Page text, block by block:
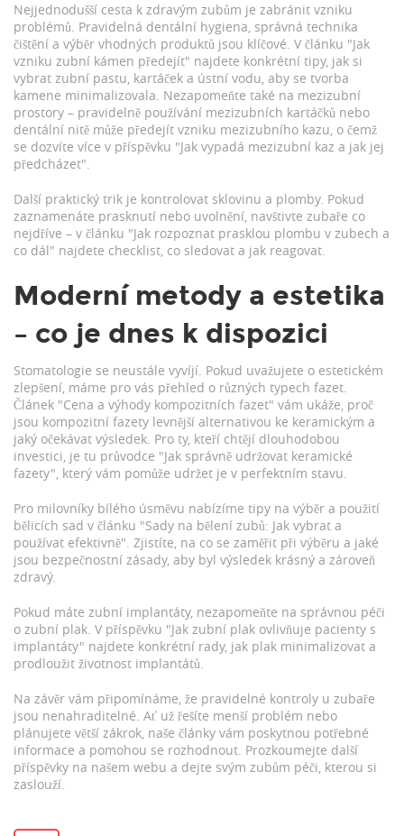
Nejjednodušší cesta k zdravým zubům je zabránit vzniku
problémů. Pravidelná dentální hygiena, správná technika
čištění a výběr vhodných produktů jsou klíčové. V článku "Jak
vzniku zubní kámen předejít" najdete konkrétní tipy, jak si
vybrat zubní pastu, kartáček a ústní vodu, aby se tvorba
kamene minimalizovala. Nezapomeňte také na mezizubní
prostory – pravidelně používání mezizubních kartáčků nebo
dentální nitě může předejít vzniku mezizubního kazu, o čemž
se dozvíte více v příspěvku "Jak vypadá mezizubní kaz a jak jej
předcházet".
Další praktický trik je kontrolovat sklovinu a plomby. Pokud
zaznamenáte prasknutí nebo uvolnění, navštivte zubaře co
nejdříve – v článku "Jak rozpoznat prasklou plombu v zubech a
co dál" najdete checklist, co sledovat a jak reagovat.
Moderní metody a estetika
– co je dnes k dispozici
Stomatologie se neustále vyvíjí. Pokud uvažujete o estetickém
zlepšení, máme pro vás přehled o různých typech fazet.
Článek "Cena a výhody kompozitních fazet" vám ukáže, proč
jsou kompozitní fazety levnější alternativou ke keramickým a
jaký očekávat výsledek. Pro ty, kteří chtějí dlouhodobou
investici, je tu průvodce "Jak správně udržovat keramické
fazety", který vám pomůže udržet je v perfektním stavu.
Pro milovníky bílého úsměvu nabízíme tipy na výběr a použití
bělicích sad v článku "Sady na bělení zubů: Jak vybrat a
používat efektivně". Zjistíte, na co se zaměřit při výběru a jaké
jsou bezpečnostní zásady, aby byl výsledek krásný a zároveň
zdravý.
Pokud máte zubní implantáty, nezapomeňte na správnou péči
o zubní plak. V příspěvku "Jak zubní plak ovlivňuje pacienty s
implantáty" najdete konkrétní rady, jak plak minimalizovat a
prodloužit životnost implantátů.
Na závěr vám připomínáme, že pravidelné kontroly u zubaře
jsou nenahraditelné. Ať už řešíte menší problém nebo
plánujete větší zákrok, naše články vám poskytnou potřebné
informace a pomohou se rozhodnout. Prozkoumejte další
příspěvky na našem webu a dejte svým zubům péči, kterou si
zaslouží.